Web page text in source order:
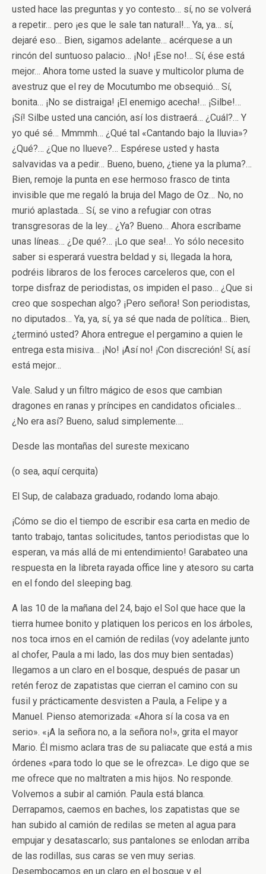
usted hace las preguntas y yo contesto… sí, no se volverá
a repetir… pero ¡es que le sale tan natural!… Ya, ya… sí,
dejaré eso… Bien, sigamos adelante… acérquese a un
rincón del suntuoso palacio… ¡No! ¡Ese no!… Sí, ése está
mejor… Ahora tome usted la suave y multicolor pluma de
avestruz que el rey de Mocutumbo me obsequió… Sí,
bonita… ¡No se distraiga! ¡El enemigo acecha!… ¡Silbe!…
¡Sí! Silbe usted una canción, así los distraerá… ¿Cuál?… Y
yo qué sé… Mmmmh… ¿Qué tal «Cantando bajo la lluvia»?
¿Qué?… ¿Que no llueve?… Espérese usted y hasta
salvavidas va a pedir… Bueno, bueno, ¿tiene ya la pluma?…
Bien, remoje la punta en ese hermoso frasco de tinta
invisible que me regaló la bruja del Mago de Oz… No, no
murió aplastada… Sí, se vino a refugiar con otras
transgresoras de la ley… ¿Ya? Bueno… Ahora escríbame
unas líneas… ¿De qué?… ¡Lo que sea!… Yo sólo necesito
saber si esperará vuestra beldad y si, llegada la hora,
podréis libraros de los feroces carceleros que, con el
torpe disfraz de periodistas, os impiden el paso… ¿Que si
creo que sospechan algo? ¡Pero señora! Son periodistas,
no diputados… Ya, ya, sí, ya sé que nada de política… Bien,
¿terminó usted? Ahora entregue el pergamino a quien le
entrega esta misiva… ¡No! ¡Así no! ¡Con discreción! Sí, así
está mejor…
Vale. Salud y un filtro mágico de esos que cambian
dragones en ranas y príncipes en candidatos oficiales…
¿No era así? Bueno, salud simplemente….
Desde las montañas del sureste mexicano
(o sea, aquí cerquita)
El Sup, de calabaza graduado, rodando loma abajo.
¡Cómo se dio el tiempo de escribir esa carta en medio de
tanto trabajo, tantas solicitudes, tantos periodistas que lo
esperan, va más allá de mi entendimiento! Garabateo una
respuesta en la libreta rayada office line y atesoro su carta
en el fondo del sleeping bag.
A las 10 de la mañana del 24, bajo el Sol que hace que la
tierra humee bonito y platiquen los pericos en los árboles,
nos toca irnos en el camión de redilas (voy adelante junto
al chofer, Paula a mi lado, las dos muy bien sentadas)
llegamos a un claro en el bosque, después de pasar un
retén feroz de zapatistas que cierran el camino con su
fusil y prácticamente desvisten a Paula, a Felipe y a
Manuel. Pienso atemorizada: «Ahora sí la cosa va en
serio». «¡A la señora no, a la señora no!», grita el mayor
Mario. Él mismo aclara tras de su paliacate que está a mis
órdenes «para todo lo que se le ofrezca». Le digo que se
me ofrece que no maltraten a mis hijos. No responde.
Volvemos a subir al camión. Paula está blanca.
Derrapamos, caemos en baches, los zapatistas que se
han subido al camión de redilas se meten al agua para
empujar y desatascarlo; sus pantalones se enlodan arriba
de las rodillas, sus caras se ven muy serias.
Desembocamos en un claro en el bosque y el